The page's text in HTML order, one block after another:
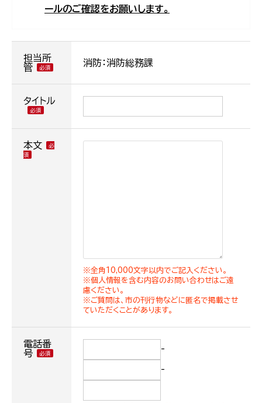
ールのご確認をお願いします。
担当所
管
消防：消防総務課
タイトル
本文
※全角10,000文字以内でご記入ください。
※個人情報を含む内容のお問い合わせはご遠
慮ください。
※ご質問は、市の刊行物などに匿名で掲載させ
ていただくことがあります。
電話番
号
-
-